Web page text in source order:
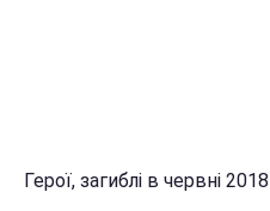
Герої, загиблі в червні 2018